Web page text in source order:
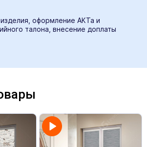
оформление АКТа и
талона, внесение доплаты